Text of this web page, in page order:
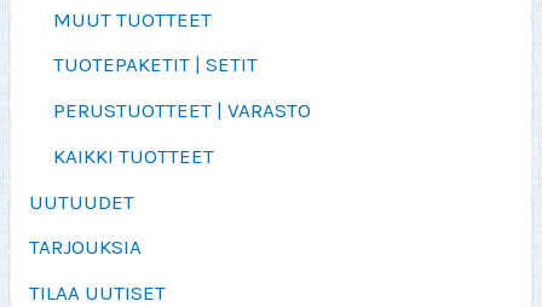
MUUT TUOTTEET
TUOTEPAKETIT | SETIT
PERUSTUOTTEET | VARASTO
KAIKKI TUOTTEET
UUTUUDET
TARJOUKSIA
TILAA UUTISET